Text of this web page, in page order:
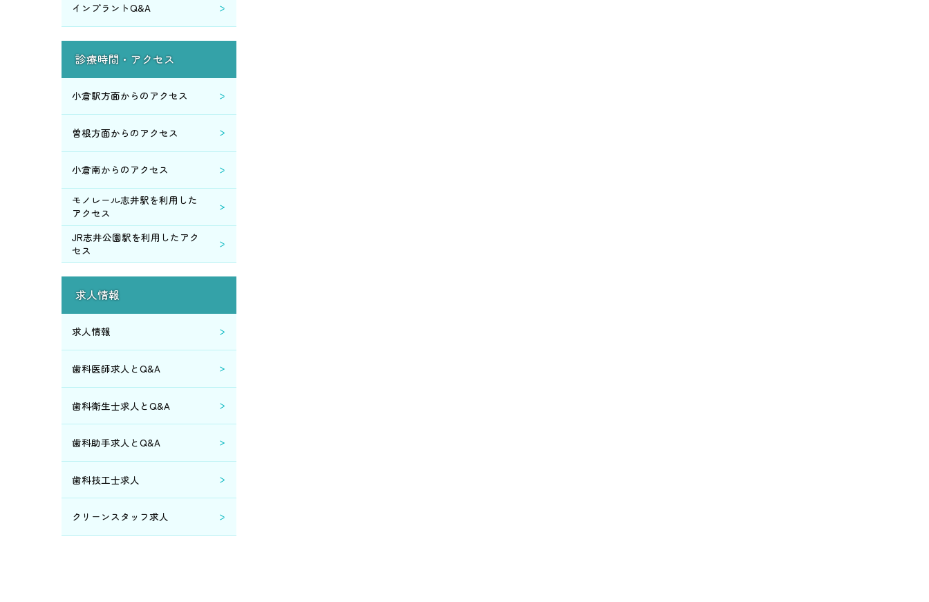
2015年4月 (1)
2014年11月 (9)
2014年10月 (2)
2014年6月 (2)
2014年3月 (1)
2014年1月 (4)
インプラントQ&A
診療時間・アクセス
小倉駅方面からのアクセス
曽根方面からのアクセス
小倉南からのアクセス
モノレール志井駅を利用した
アクセス
JR志井公園駅を利用したアク
セス
求人情報
求人情報
歯科医師求人とQ&A
歯科衛生士求人とQ&A
歯科助手求人とQ&A
歯科技工士求人
クリーンスタッフ求人